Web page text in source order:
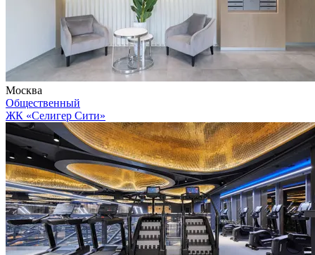
Москва
Общественный
ЖК «Селигер Сити»